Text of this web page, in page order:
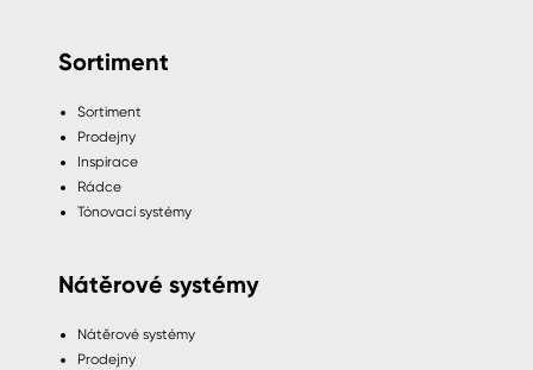
Sortiment
Sortiment
Prodejny
Inspirace
Rádce
Tónovací systémy
Nátěrové systémy
Nátěrové systémy
Prodejny